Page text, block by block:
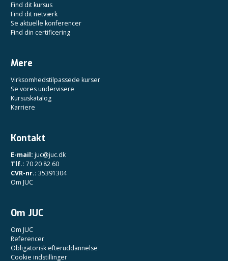
Find dit kursus
Find dit netværk
Se aktuelle konferencer
Find din certificering
Mere
Virksomhedstilpassede kurser
Se vores undervisere
Kursuskatalog
Karriere
Kontakt
E-mail: juc@juc.dk
Tlf.: 70 20 82 60
CVR-nr.: 35391304
Om JUC
Om JUC
Om JUC
Referencer
Obligatorisk efteruddannelse
Cookie indstillinger